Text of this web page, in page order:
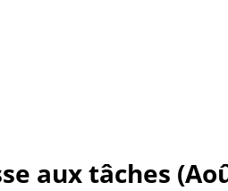
aux tâches